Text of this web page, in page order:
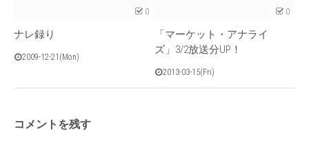
0
ナレ録り
2009-12-21(Mon)
0
「マーケット・アナライ
ズ」3/2放送分UP！
2013-03-15(Fri)
コメントを残す